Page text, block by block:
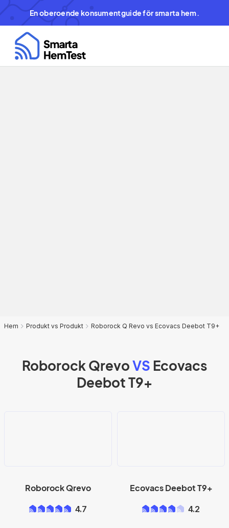
En oberoende konsumentguide för smarta hem.
Hem Produkt vs Produkt Roborock Q Revo vs Ecovacs Deebot T9+
Roborock QrevoVS Ecovacs
Deebot T9+
Roborock Qrevo
4.7
Ecovacs Deebot T9+
4.2